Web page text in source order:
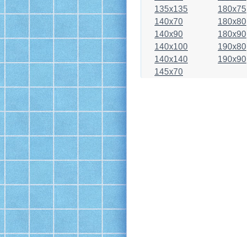
135x135
140x70
140x90
140x100
140x140
145x70
180x75
180x80
180x90
190x80
190x90